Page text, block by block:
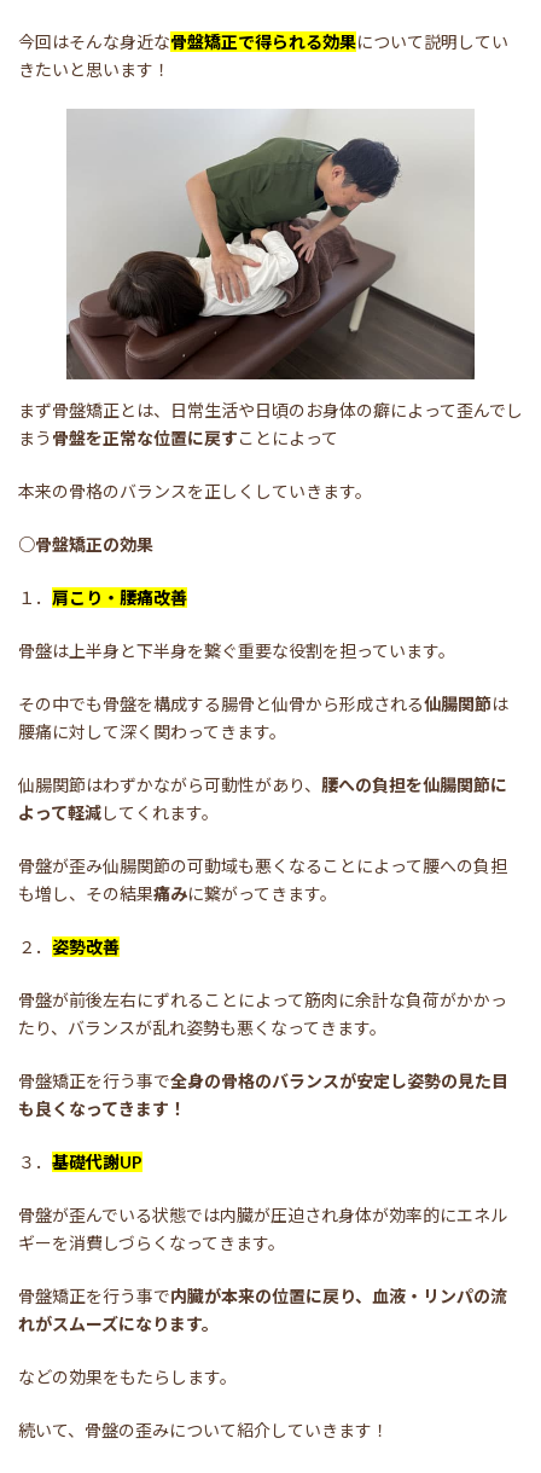
今回はそんな身近な骨盤矯正で得られる効果について説明してい
きたいと思います！
まず骨盤矯正とは、日常生活や日頃のお身体の癖によって歪んでし
まう骨盤を正常な位置に戻すことによって
本来の骨格のバランスを正しくしていきます。
○骨盤矯正の効果
１． 肩こり・腰痛改善
骨盤は上半身と下半身を繋ぐ重要な役割を担っています。
その中でも骨盤を構成する腸骨と仙骨から形成される仙腸関節は
腰痛に対して深く関わってきます。
仙腸関節はわずかながら可動性があり、 腰への負担を仙腸関節に
よって軽減してくれます。
骨盤が歪み仙腸関節の可動域も悪くなることによって腰への負担
も増し、その結果痛みに繋がってきます。
２． 姿勢改善
骨盤が前後左右にずれることによって筋肉に余計な負荷がかかっ
たり、バランスが乱れ姿勢も悪くなってきます。
骨盤矯正を行う事で全身の骨格のバランスが安定し姿勢の見た目
も良くなってきます！
３． 基礎代謝UP
骨盤が歪んでいる状態では内臓が圧迫され身体が効率的にエネル
ギーを消費しづらくなってきます。
骨盤矯正を行う事で内臓が本来の位置に戻り、血液・リンパの流
れがスムーズになります。
などの効果をもたらします。
続いて、骨盤の歪みについて紹介していきます！